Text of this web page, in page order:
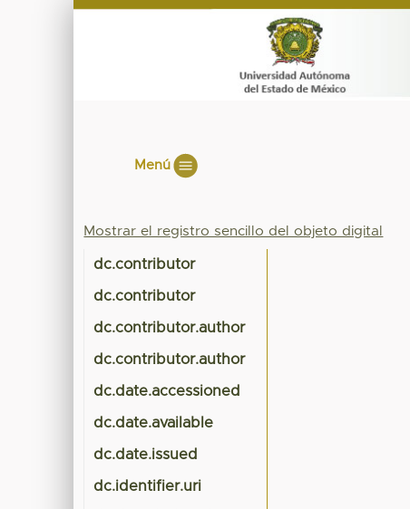
Menú
Mostrar el registro sencillo del objeto digital
dc.contributor
dc.contributor
dc.contributor.author
dc.contributor.author
dc.date.accessioned
dc.date.available
dc.date.issued
dc.identifier.uri